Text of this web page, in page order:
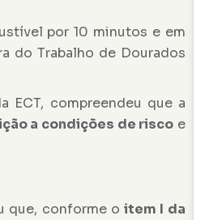
por 10 minutos e em
do Trabalho de Dourados
ECT, compreendeu que a
a condições de risco e
que, conforme o item I da